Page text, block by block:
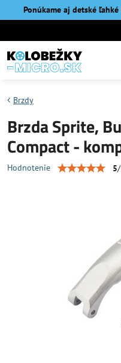
Ponúkame aj detské
Brzdy
Brzda Sprite,
Compact -
Hodnotenie 5/